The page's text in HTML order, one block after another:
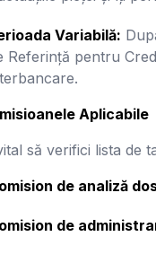
Variabilă:
Referință pentru
Aplicabile
să verifici lista de
de analiză
de